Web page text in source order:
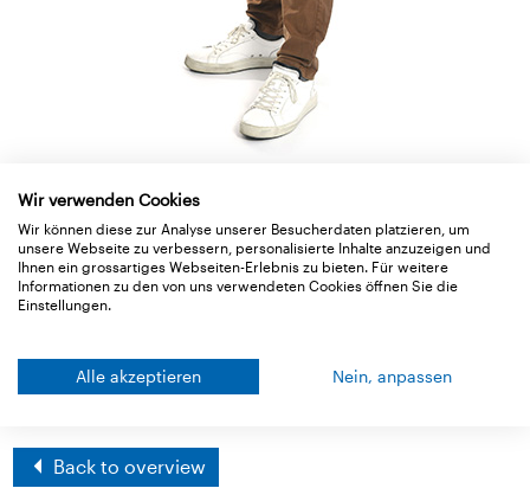
Sales area: TG West / SG Toggenburg / ZH / SH
«Ein Fenster ist nur so gut wie sein Anschluss.»
Adrian Zeier
E-Mail :a.zeier@ampack.ch
Back to overview
Wir verwenden Cookies
Wir können diese zur Analyse unserer Besucherdaten platzieren, um
unsere Webseite zu verbessern, personalisierte Inhalte anzuzeigen und
Ihnen ein grossartiges Webseiten-Erlebnis zu bieten. Für weitere
Informationen zu den von uns verwendeten Cookies öffnen Sie die
Einstellungen.
Alle akzeptieren Nein, anpassen